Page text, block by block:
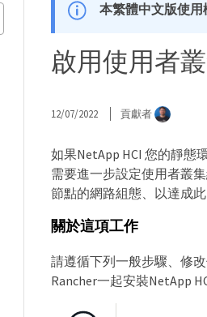
本繁體中文版使用
啟用使用者
12/07/2022 貢獻者
如果NetApp HCI 您的靜態
需要進一步設定使用者叢
節點的網路組態、以達成此
關於這項工作
請遵循下列一般步驟、修
Rancher一起安裝NetApp